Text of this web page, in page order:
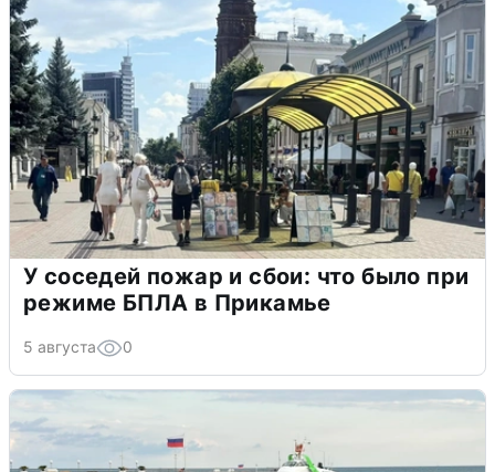
У соседей пожар и сбои: что было при
режиме БПЛА в Прикамье
5 августа 0